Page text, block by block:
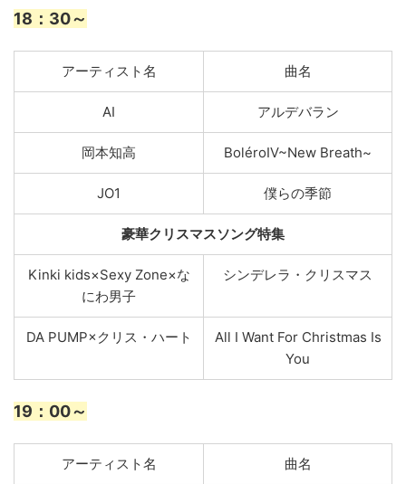
18 ：30～
アーティスト名 曲名
AI アルデバラン
岡本知高 BoléroⅣ~New Breath~
JO1 僕らの季節
豪華クリスマスソング特集
Kinki kids×Sexy Zone×な
にわ男子
シンデレラ・クリスマス
DA PUMP×クリス・ハート
All I Want For Christmas Is
You
19 ：00～
アーティスト名 曲名